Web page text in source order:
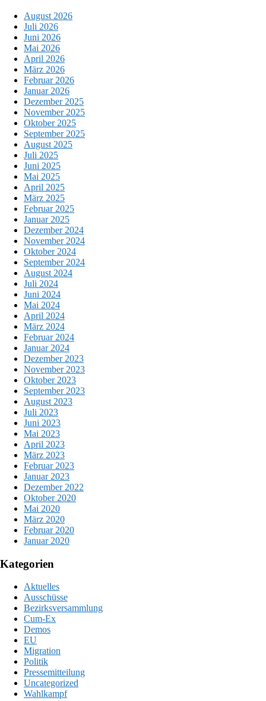
August 2026
Juli 2026
Juni 2026
Mai 2026
April 2026
März 2026
Februar 2026
Januar 2026
Dezember 2025
November 2025
Oktober 2025
September 2025
August 2025
Juli 2025
Juni 2025
Mai 2025
April 2025
März 2025
Februar 2025
Januar 2025
Dezember 2024
November 2024
Oktober 2024
September 2024
August 2024
Juli 2024
Juni 2024
Mai 2024
April 2024
März 2024
Februar 2024
Januar 2024
Dezember 2023
November 2023
Oktober 2023
September 2023
August 2023
Juli 2023
Juni 2023
Mai 2023
April 2023
März 2023
Februar 2023
Januar 2023
Dezember 2022
Oktober 2020
Mai 2020
März 2020
Februar 2020
Januar 2020
Kategorien
Aktuelles
Ausschüsse
Bezirksversammlung
Cum-Ex
Demos
EU
Migration
Politik
Pressemitteilung
Uncategorized
Wahlkampf